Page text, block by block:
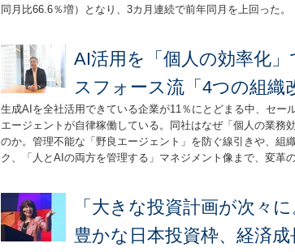
同月比66.6％増）となり、3カ月連続で前年同月を上回った。
AI活用を「個人の効率化
スフォース流「4つの組織
生成AIを全社活用できている企業が11％にとどまる中、セー
エージェントが自律稼働している。同社はなぜ「個人の業務
のか。管理不能な「野良エージェント」を防ぐ線引きや、組
ク、「人とAIの両方を管理する」マネジメント像まで、変革の
「大きな投資計画が次々
豊かな日本投資枠、経済